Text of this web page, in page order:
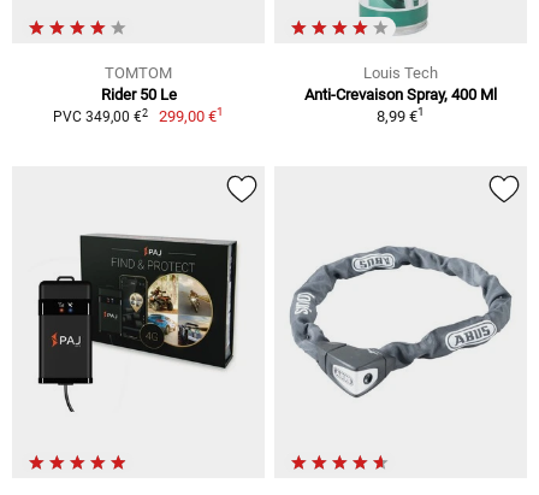
TOMTOM
Rider 50 Le
PVC 349,00 €2 299,00 €1
Louis Tech
Anti-Crevaison Spray, 400 Ml
8,99 €1